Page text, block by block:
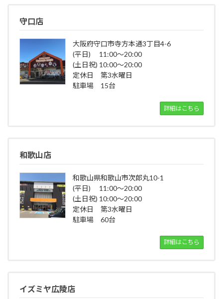
守口店
大阪府守口市寺方本通3丁目4-6
(平日) 11:00～20:00
(土日祝) 10:00～20:00
定休日 第3水曜日
駐車場 15台
詳細はこちら
和歌山店
和歌山県和歌山市次郎丸10-1
(平日) 11:00～20:00
(土日祝) 10:00～20:00
定休日 第3水曜日
駐車場 60台
詳細はこちら
イズミヤ広陵店